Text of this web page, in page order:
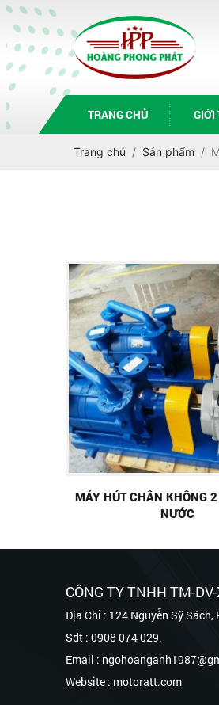
TRANG CHỦ GIỚI
Trang chủ Sản phẩm
MÁY HÚT CHÂN KHÔNG
NƯỚC
CÔNG TY TNHH TM-
Địa Chỉ : 124 Nguyễn Sỹ Sách,
Sđt : 0908 074 029.
Email :
Website : motoratt.com